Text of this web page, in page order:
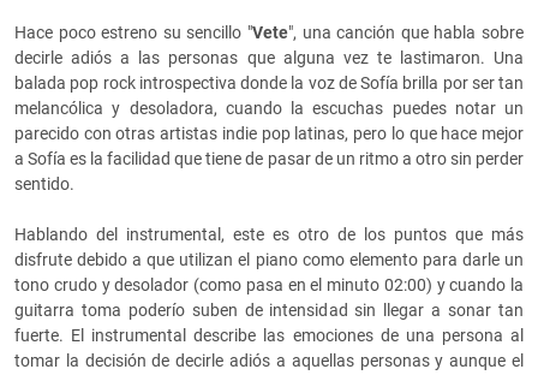
Hace poco estreno su sencillo "Vete", una canción que habla sobre
decirle adiós a las personas que alguna vez te lastimaron. Una
balada pop rock introspectiva donde la voz de Sofía brilla por ser tan
melancólica y desoladora, cuando la escuchas puedes notar un
parecido con otras artistas indie pop latinas, pero lo que hace mejor
a Sofía es la facilidad que tiene de pasar de un ritmo a otro sin perder
sentido.
Hablando del instrumental, este es otro de los puntos que más
disfrute debido a que utilizan el piano como elemento para darle un
tono crudo y desolador (como pasa en el minuto 02:00) y cuando la
guitarra toma poderío suben de intensidad sin llegar a sonar tan
fuerte. El instrumental describe las emociones de una persona al
tomar la decisión de decirle adiós a aquellas personas y aunque el